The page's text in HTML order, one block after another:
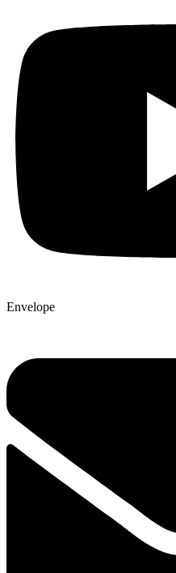
Envelope